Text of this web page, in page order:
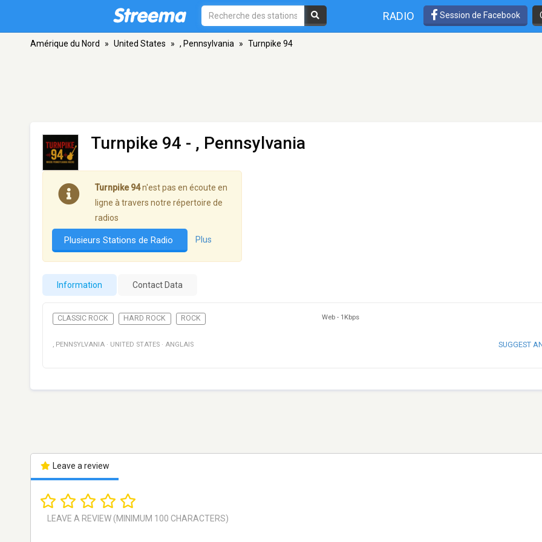
RADIO Session de Facebook
Amérique du Nord » United States » , Pennsylvania » Turnpike 94
Turnpike 94 - , Pennsylvania
Turnpike 94n'est pas en écoute en
ligne à travers notre répertoire de
radios
Plusieurs Stations de Radio Plus
Information Contact Data
CLASSIC ROCK HARD ROCK ROCK Web - 1Kbps
, PENNSYLVANIA · UNITED STATES · ANGLAIS SUGGEST
Leave a review